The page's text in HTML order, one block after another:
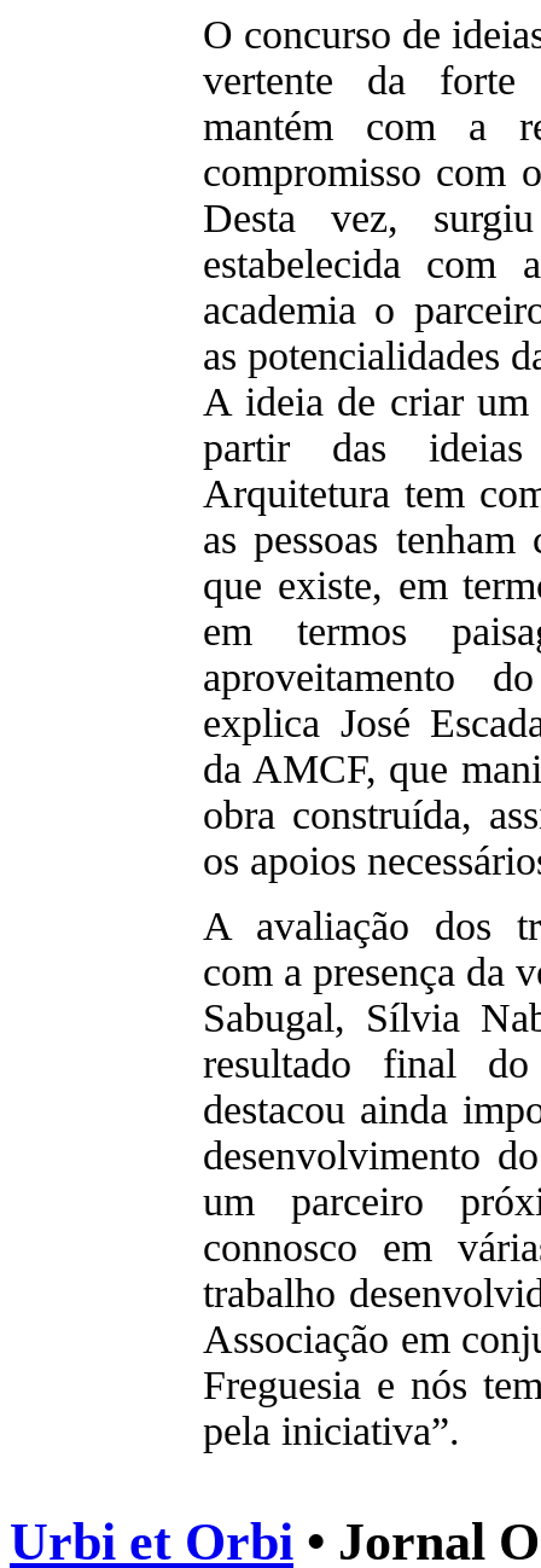
O concurso de
vertente da
mantém com a
compromisso com
Desta vez,
estabelecida
academia o
as potencialidades
A ideia de criar
partir das
Arquitetura tem
as pessoas
que existe, em
em termos
aproveitamento
explica José
da AMCF, que
obra construída,
os apoios
A avaliação dos
com a presença da
Sabugal, Sílvia
resultado final
destacou ainda
desenvolvimento
um parceiro
connosco em
trabalho
Associação em
Freguesia e nós
pela iniciativa”.
Urbi et Orbi • Jornal